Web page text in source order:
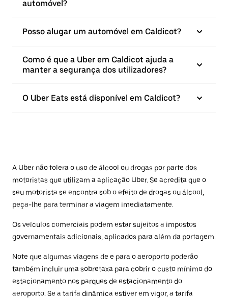
automóvel?
Posso alugar um automóvel em Caldicot?
Como é que a Uber em Caldicot ajuda a
manter a segurança dos utilizadores?
O Uber Eats está disponível em Caldicot?
A Uber não tolera o uso de álcool ou drogas por parte dos
motoristas que utilizam a aplicação Uber. Se acredita que o
seu motorista se encontra sob o efeito de drogas ou álcool,
peça-lhe para terminar a viagem imediatamente.
Os veículos comerciais podem estar sujeitos a impostos
governamentais adicionais, aplicados para além da portagem.
Note que algumas viagens de e para o aeroporto poderão
também incluir uma sobretaxa para cobrir o custo mínimo do
estacionamento nos parques de estacionamento do
aeroporto. Se a tarifa dinâmica estiver em vigor, a tarifa